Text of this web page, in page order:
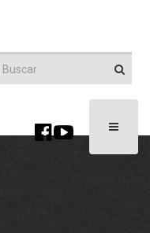
Toggle